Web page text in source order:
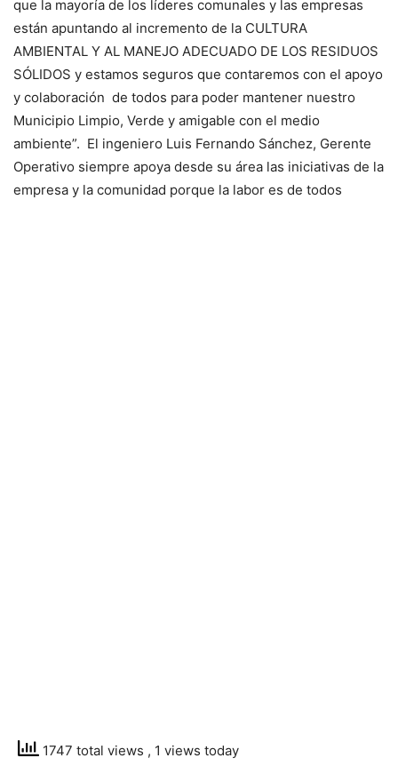
que la mayoría de los líderes comunales y las empresas
están apuntando al incremento de la CULTURA
AMBIENTAL Y AL MANEJO ADECUADO DE LOS RESIDUOS
SÓLIDOS y estamos seguros que contaremos con el apoyo
y colaboración de todos para poder mantener nuestro
Municipio Limpio, Verde y amigable con el medio
ambiente”. El ingeniero Luis Fernando Sánchez, Gerente
Operativo siempre apoya desde su área las iniciativas de la
empresa y la comunidad porque la labor es de todos
1747 total views , 1 views today